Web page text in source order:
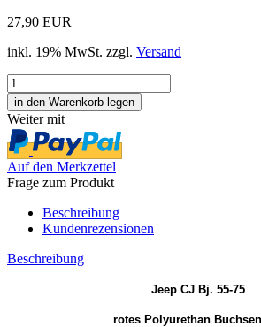
27,90 EUR
inkl. 19% MwSt. zzgl. Versand
Weiter mit
Auf den Merkzettel
Frage zum Produkt
Beschreibung
Kundenrezensionen
Beschreibung
Jeep CJ Bj. 55-75
rotes Polyurethan